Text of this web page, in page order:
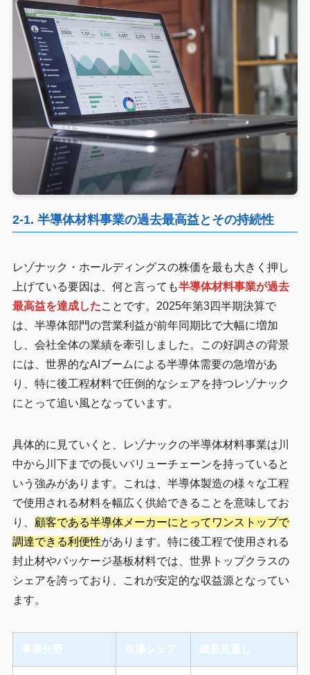
2-1. 半導体材料事業の過去最高益とその持続性
レゾナック・ホールディングスの株価を最も大きく押し
上げている要因は、何と言っても半導体材料事業が過去
最高益を達成したことです。2025年第3四半期決算で
は、半導体部門の営業利益が前年同期比で大幅に増加
し、会社全体の業績を牽引しました。この好調さの背景
には、世界的なAIブームによる半導体需要の急増があ
り、特に後工程材料で圧倒的なシェアを持つレゾナック
にとって追い風となっています。
具体的に見ていくと、レゾナックの半導体材料事業は川
中から川下までの長いバリューチェーンを持っていると
いう強みがあります。これは、半導体製造の様々な工程
で使用される材料を幅広く供給できることを意味してお
り、 顧客である半導体メーカーにとってワンストップで
調達できる利便性があります。特に後工程で使用される
封止材やパッケージ基板材料では、世界トップクラスの
シェアを誇っており、これが安定的な収益源となってい
ます。
事業分野 市場シェア 成長見通し